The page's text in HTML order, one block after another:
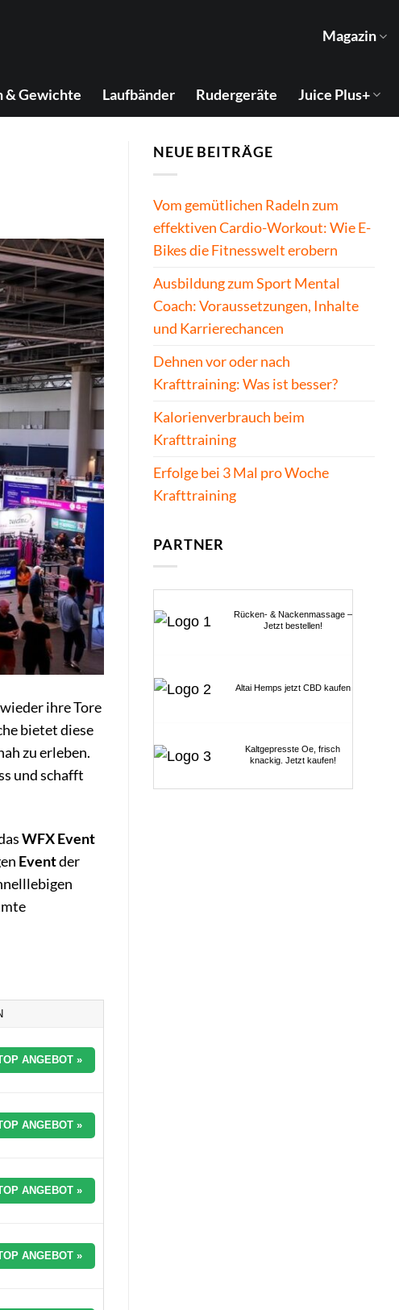
Magazin
& Gewichte Laufbänder Rudergeräte Juice Plus+
ihre Tore
bietet diese
zu erleben.
und schafft
WFX Event
Eventder
ANGEBOT »
ANGEBOT »
ANGEBOT »
ANGEBOT »
NEUE BEITRÄGE
Vom gemütlichen Radeln zum
effektiven Cardio-Workout: Wie E-
Bikes die Fitnesswelt erobern
Ausbildung zum Sport Mental
Coach: Voraussetzungen, Inhalte
und Karrierechancen
Dehnen vor oder nach
Krafttraining: Was ist besser?
Kalorienverbrauch beim
Krafttraining
Erfolge bei 3 Mal pro Woche
Krafttraining
PARTNER
Rücken- & Nackenmassage –
Jetzt bestellen!
Altai Hemps jetzt CBD kaufen
Kaltgepresste Oe, frisch
knackig. Jetzt kaufen!